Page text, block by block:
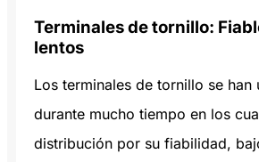
Terminales de tornillo:
lentos
Los terminales de tornillo se han
durante mucho tiempo en los
distribución por su fiabilidad,